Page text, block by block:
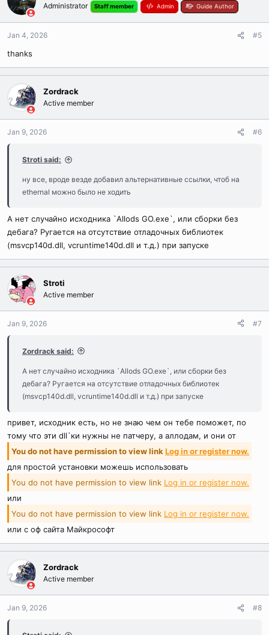
Administrator Staff member Admin Guide Author
Jan 4, 2026 #5
thanks
Zordrack
Active member
Jan 9, 2026 #6
Stroti said:
ну все, вроде везде добавил альтернативные ссылки, чтоб на
ethernal можно было не ходить
А нет случайно исходника `Allods GO.exe`, или сборки без
дебага? Ругается на отсутствие отладочных библиотек
(msvcp140d.dll, vcruntime140d.dll и т.д.) при запуске
Stroti
Active member
Jan 9, 2026 #7
Zordrack said:
А нет случайно исходника `Allods GO.exe`, или сборки без
дебага? Ругается на отсутствие отладочных библиотек
(msvcp140d.dll, vcruntime140d.dll и т.д.) при запуске
привет, исходник есть, но не знаю чем он тебе поможет, по
тому что эти dll`ки нужны не патчеру, а аллодам, и они от
You do not have permission to view link Log in or register now.
для простой установки можешь использовать
You do not have permission to view link Log in or register now.
или
You do not have permission to view link Log in or register now.
или с оф сайта Майкрософт
Zordrack
Active member
Jan 9, 2026 #8